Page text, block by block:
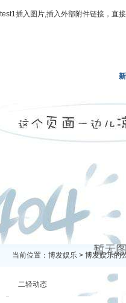
test1插入图片,插入外部附件链接，直
当前位置： 博发娱乐 > 博发娱乐的
二轻动态